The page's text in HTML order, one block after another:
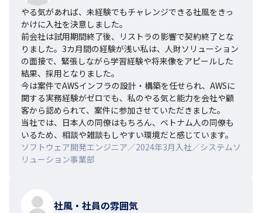
やる気があれば、未経験でもチャレンジできる社風をきっ
かけに入社を決意しました。
前会社は試用期間終了後、リストラの影響で契約終了とな
りました。3カ月間の経験が浅い私は、人財ソリューション
の面接で、緊張しながら学習経験や将来像をアピールした
結果、採用となりました。
今は案件でAWSインフラの設計・構築を任せられ、AWSに
関する実務経験がゼロでも、私のやる気と能力を会社や顧
客から認められて、案件に参加させていただきました。
当社では、日本人の同僚はもちろん、ベトナム人の同僚も
いるため、相談や雑談もしやすい環境だと感じています。
ソフトウェア開発エンジニア／2024年3月入社／システムソ
リューション事業部
社風・社員の雰囲気